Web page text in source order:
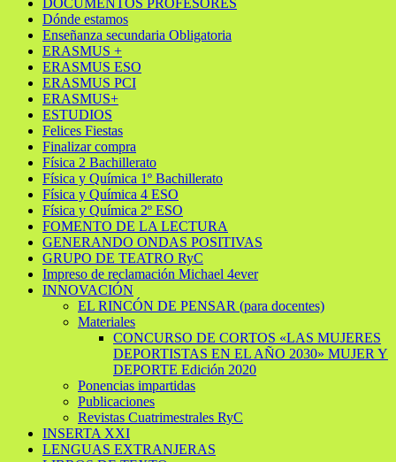
DOCUMENTOS PROFESORES
Dónde estamos
Enseñanza secundaria Obligatoria
ERASMUS +
ERASMUS ESO
ERASMUS PCI
ERASMUS+
ESTUDIOS
Felices Fiestas
Finalizar compra
Física 2 Bachillerato
Física y Química 1º Bachillerato
Física y Química 4 ESO
Física y Química 2º ESO
FOMENTO DE LA LECTURA
GENERANDO ONDAS POSITIVAS
GRUPO DE TEATRO RyC
Impreso de reclamación Michael 4ever
INNOVACIÓN
EL RINCÓN DE PENSAR (para docentes)
Materiales
CONCURSO DE CORTOS «LAS MUJERES
DEPORTISTAS EN EL AÑO 2030» MUJER Y
DEPORTE Edición 2020
Ponencias impartidas
Publicaciones
Revistas Cuatrimestrales RyC
INSERTA XXI
LENGUAS EXTRANJERAS